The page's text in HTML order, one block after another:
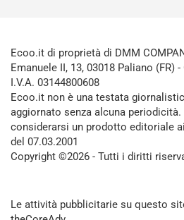
Ecoo.it di proprietà di DMM
Emanuele II, 13, 03018 Paliano (FR)
I.V.A. 03144800608
Ecoo.it non è una testata
aggiornato senza alcuna
considerarsi un prodotto editoriale
del 07.03.2001
Copyright ©2026 - Tutti i diritti
Le attività pubblicitarie su questo